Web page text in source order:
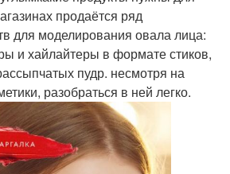
продаётся ряд
для моделирования овала лица:
и хайлайтеры в формате стиков,
пудр. несмотря на
разобраться в ней легко.